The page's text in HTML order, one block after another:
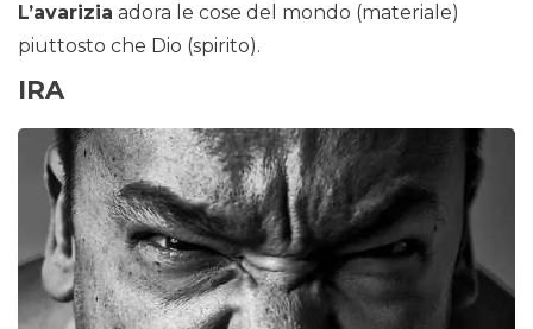
L’avarizia adora le cose del mondo (materiale)
piuttosto che Dio (spirito).
IRA